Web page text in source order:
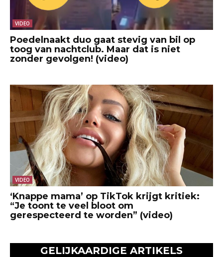
VIDEO
Poedelnaakt duo gaat stevig van bil op
toog van nachtclub. Maar dat is niet
zonder gevolgen! (video)
VIDEO
‘Knappe mama’ op TikTok krijgt kritiek:
“Je toont te veel bloot om
gerespecteerd te worden” (video)
GELIJKAARDIGE ARTIKELS